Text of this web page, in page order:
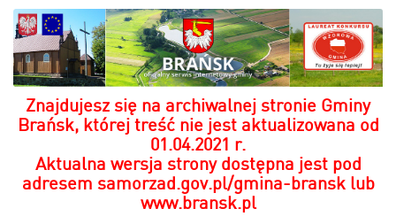
Znajdujesz się na archiwalnej stronie Gminy
Brańsk, której treść nie jest aktualizowana od
01.04.2021 r.
Aktualna wersja strony dostępna jest pod
adresem samorzad.gov.pl/gmina-bransklub
www.bransk.pl